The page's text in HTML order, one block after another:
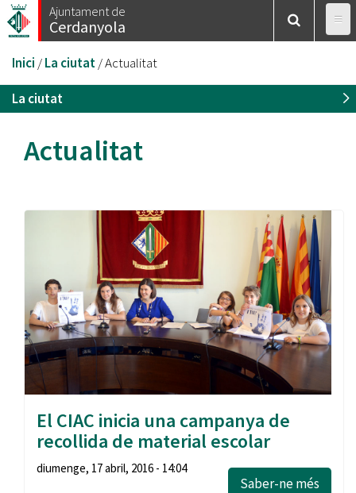
Vés
al
Ajuntament de
Cerdanyola
Esteu
aquí
Inici /La ciutat/Actualitat
La ciutat
Actualitat
El CIAC inicia una campanya de
recollida de material escolar
diumenge, 17 abril, 2016 - 14:04
Saber-ne més